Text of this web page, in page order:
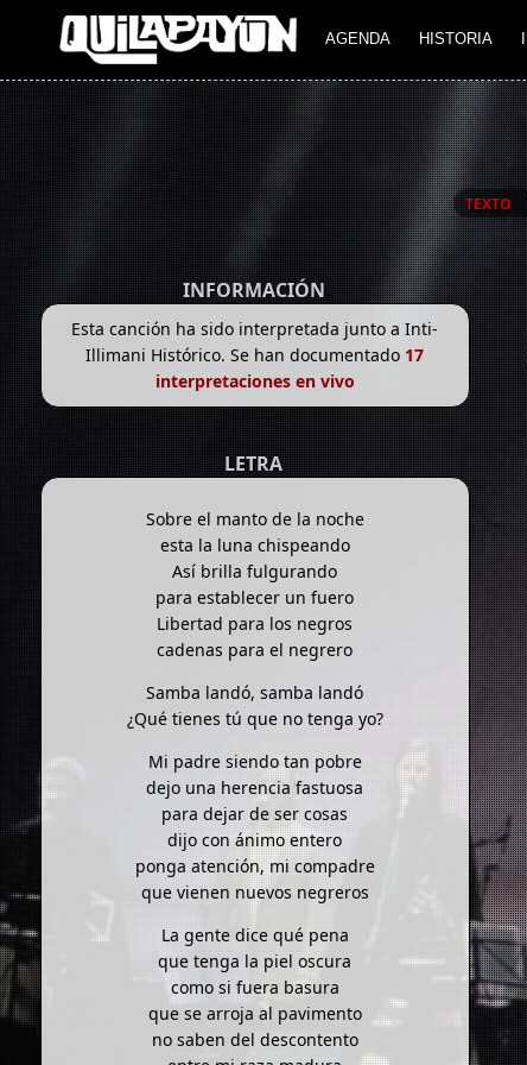
AGENDA HISTORIA
TEXTO
INFORMACIÓN
Esta canción ha sido interpretada junto a Inti-
Illimani Histórico. Se han documentado 17
interpretaciones en vivo
LETRA
Sobre el manto de la noche
esta la luna chispeando
Así brilla fulgurando
para establecer un fuero
Libertad para los negros
cadenas para el negrero
Samba landó, samba landó
¿Qué tienes tú que no tenga yo?
Mi padre siendo tan pobre
dejo una herencia fastuosa
para dejar de ser cosas
dijo con ánimo entero
ponga atención, mi compadre
que vienen nuevos negreros
La gente dice qué pena
que tenga la piel oscura
como si fuera basura
que se arroja al pavimento
no saben del descontento